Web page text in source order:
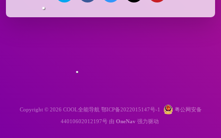
Copyright © 2026 COOL全能导航 鄂ICP备2022015147号-1
粤公网安备
44010602012197号 由 OneNav 强力驱动